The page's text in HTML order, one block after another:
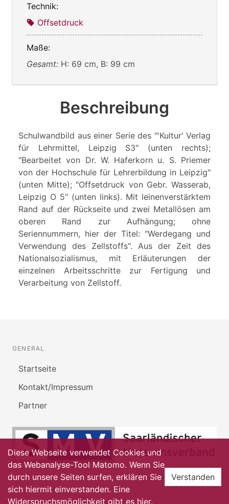
Technik:
Offsetdruck
Maße:
Gesamt: H: 69 cm, B: 99 cm
Beschreibung
Schulwandbild aus einer Serie des "'Kultur' Verlag
für Lehrmittel, Leipzig S3" (unten rechts);
"Bearbeitet von Dr. W. Haferkorn u. S. Priemer
von der Hochschule für Lehrerbildung in Leipzig"
(unten Mitte); "Offsetdruck von Gebr. Wasserab,
Leipzig O 5" (unten links). Mit leinenverstärktem
Rand auf der Rückseite und zwei Metallösen am
oberen Rand zur Aufhängung; ohne
Seriennummern, hier der Titel: "Werdegang und
Verwendung des Zellstoffs". Aus der Zeit des
Nationalsozialismus, mit Erläuterungen der
einzelnen Arbeitsschritte zur Fertigung und
Verarbeitung von Zellstoff.
GENERAL
Startseite
Kontakt/Impressum
Partner
Diese Webseite verwendet Cookies und
das Webanalyse-Tool Matomo. Wenn Sie
durch unsere Seiten surfen, erklären Sie
sich hiermit einverstanden. Eine
Widerspruchsmöglichkeit gibt es hier.
Verstanden